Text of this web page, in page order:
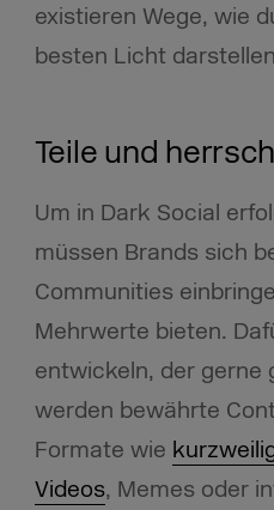
existieren Wege, wie
besten Licht
Teile und
Um in Dark Social
müssen Brands sich
Communities
Mehrwerte bieten.
entwickeln, der gerne
werden bewährte
Formate wie
Videos, Memes oder